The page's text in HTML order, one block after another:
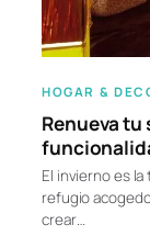
HOGAR &
Renueva
El invierno es
refugio
crear…